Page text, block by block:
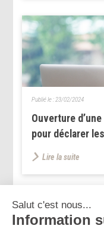
Ouverture
pour déclarer
Publié le : 23/02/2024
Lire la suite
<< < ... 150